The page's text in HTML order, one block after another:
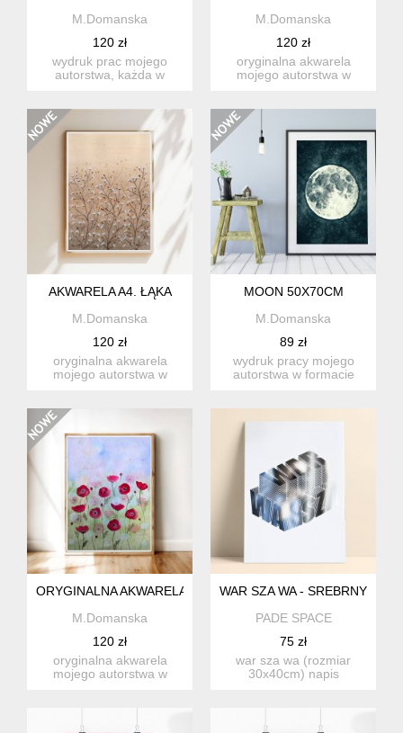
M.Domanska
120 zł
wydruk prac mojego
autorstwa, każda w
M.Domanska
120 zł
oryginalna akwarela
mojego autorstwa w
AKWARELA A4. ŁĄKA
M.Domanska
120 zł
oryginalna akwarela
mojego autorstwa w
MOON 50X70CM
M.Domanska
89 zł
wydruk pracy mojego
autorstwa w formacie
ORYGINALNA AKWARELA 23X31CM. MAKI
M.Domanska
120 zł
oryginalna akwarela
mojego autorstwa w
WAR SZA WA - SREBRNY
PADE SPACE
75 zł
war sza wa (rozmiar
30x40cm) napis